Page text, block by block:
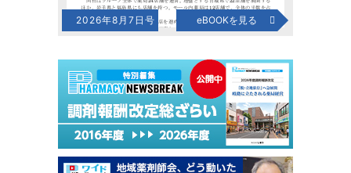
2026年8月7日号 eBOOKを見る